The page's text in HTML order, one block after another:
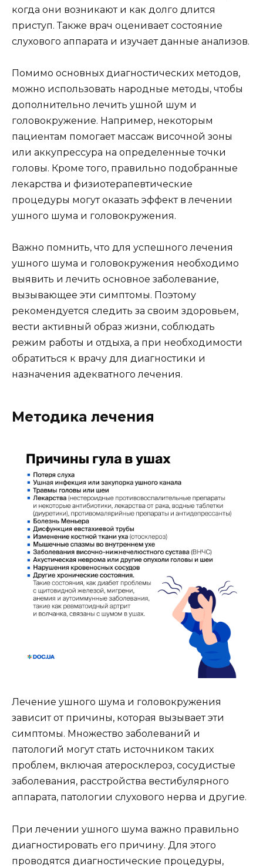
когда они возникают и как долго длится
приступ. Также врач оценивает состояние
слухового аппарата и изучает данные анализов.
Помимо основных диагностических методов,
можно использовать народные методы, чтобы
дополнительно лечить ушной шум и
головокружение. Например, некоторым
пациентам помогает массаж височной зоны
или аккупрессура на определенные точки
головы. Кроме того, правильно подобранные
лекарства и физиотерапевтические
процедуры могут оказать эффект в лечении
ушного шума и головокружения.
Важно помнить, что для успешного лечения
ушного шума и головокружения необходимо
выявить и лечить основное заболевание,
вызывающее эти симптомы. Поэтому
рекомендуется следить за своим здоровьем,
вести активный образ жизни, соблюдать
режим работы и отдыха, а при необходимости
обратиться к врачу для диагностики и
назначения адекватного лечения.
Методика лечения
Лечение ушного шума и головокружения
зависит от причины, которая вызывает эти
симптомы. Множество заболеваний и
патологий могут стать источником таких
проблем, включая атеросклероз, сосудистые
заболевания, расстройства вестибулярного
аппарата, патологии слухового нерва и другие.
При лечении ушного шума важно правильно
диагностировать его причину. Для этого
проводятся диагностические процедуры,